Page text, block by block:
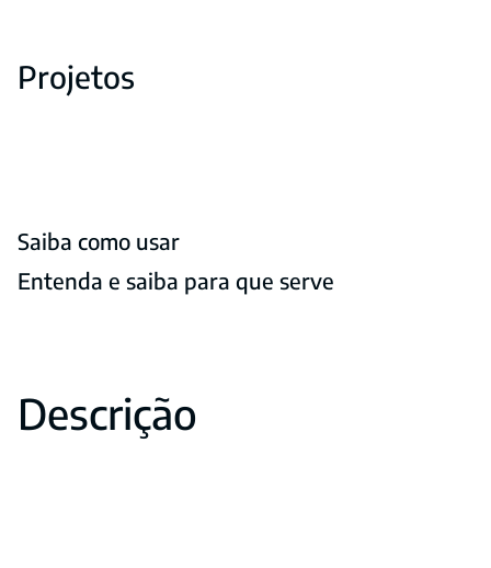
Projetos
Saiba como usar
Entenda e saiba para que serve
Descrição